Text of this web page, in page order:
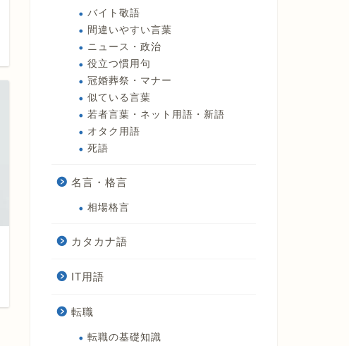
バイト敬語
間違いやすい言葉
ニュース・政治
役立つ慣用句
冠婚葬祭・マナー
似ている言葉
若者言葉・ネット用語・新語
オタク用語
死語
名言・格言
相場格言
カタカナ語
IT用語
転職
転職の基礎知識